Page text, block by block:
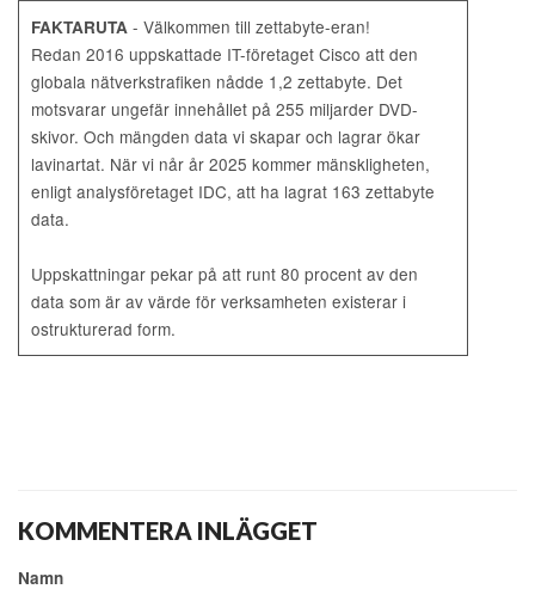
FAKTARUTA - Välkommen till zettabyte-eran!
Redan 2016 uppskattade IT-företaget Cisco att den
globala nätverkstrafiken nådde 1,2 zettabyte. Det
motsvarar ungefär innehållet på 255 miljarder DVD-
skivor. Och mängden data vi skapar och lagrar ökar
lavinartat. När vi når år 2025 kommer mänskligheten,
enligt analysföretaget IDC, att ha lagrat 163 zettabyte
data.
Uppskattningar pekar på att runt 80 procent av den
data som är av värde för verksamheten existerar i
ostrukturerad form.
KOMMENTERA INLÄGGET
Namn